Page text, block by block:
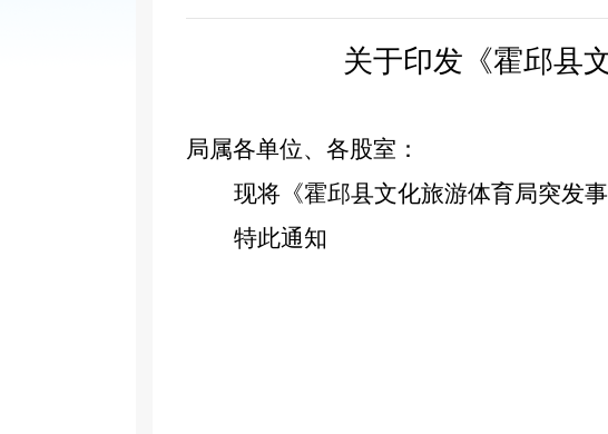
关于印发《霍邱县
局属各单位、各股室：
现将《霍邱县文化旅游体育局突发
特此通知